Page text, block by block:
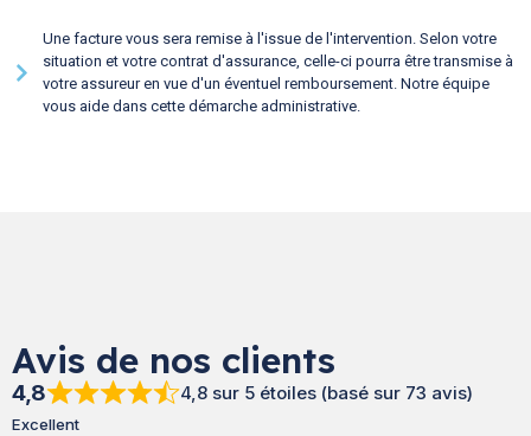
Une facture vous sera remise à l'issue de l'intervention. Selon votre
situation et votre contrat d'assurance, celle-ci pourra être transmise à
votre assureur en vue d'un éventuel remboursement. Notre équipe
vous aide dans cette démarche administrative.
Avis de nos clients
4,8 4,8 sur 5 étoiles (basé sur 73 avis)
Excellent